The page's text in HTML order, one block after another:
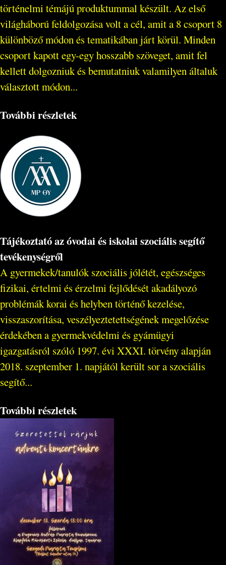
történelmi témájú produktummal készült. Az első
világháború feldolgozása volt a cél, amit a 8 csoport 8
különböző módon és tematikában járt körül. Minden
csoport kapott egy-egy hosszabb szöveget, amit fel
kellett dolgozniuk és bemutatniuk valamilyen általuk
választott módon...
További részletek
Tájékoztató az óvodai és iskolai szociális segítő
tevékenységről
A gyermekek/tanulók szociális jólétét, egészséges
fizikai, értelmi és érzelmi fejlődését akadályozó
problémák korai és helyben történő kezelése,
visszaszorítása, veszélyeztetettségének megelőzése
érdekében a gyermekvédelmi és gyámügyi
igazgatásról szóló 1997. évi XXXI. törvény alapján
2018. szeptember 1. napjától került sor a szociális
segítő...
További részletek